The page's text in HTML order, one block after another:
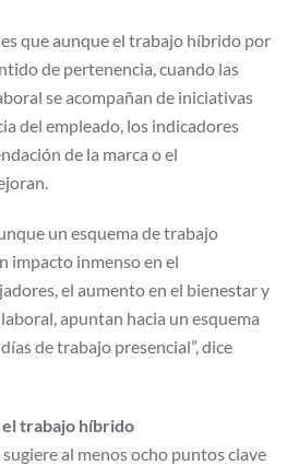
que aunque el trabajo híbrido por
de pertenencia, cuando las
se acompañan de iniciativas
del empleado, los indicadores
de la marca o el
un esquema de trabajo
impacto inmenso en el
el aumento en el bienestar y
apuntan hacia un esquema
de trabajo presencial”, dice
trabajo híbrido
al menos ocho puntos clave